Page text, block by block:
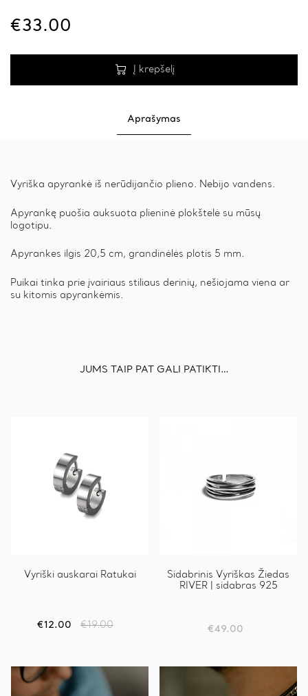
€33.00
Į krepšelį
Aprašymas
Vyriška apyrankė iš nerūdijančio plieno. Nebijo vandens.
Apyrankę puošia auksuota plieninė plokštelė su mūsų
logotipu.
Apyrankes ilgis 20,5 cm, grandinėlės plotis 5 mm.
Puikai tinka prie įvairiaus stiliaus derinių, nešiojama viena ar
su kitomis apyrankėmis.
JUMS TAIP PAT GALI PATIKTI…
Vyriški auskarai Ratukai
€19.00
Original
was:
€19.00.
€12.00 Current
is:
€12.00.
Sidabrinis Vyriškas Žiedas
RIVER | sidabras 925
€49.00